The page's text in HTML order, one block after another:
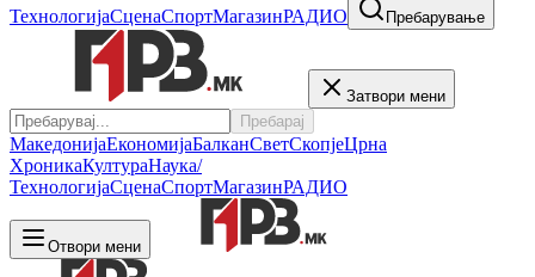
ТехнологијаСценаСпортМагазинРАДИО Пребарување
Затвори мени
Пребарај
МакедонијаЕкономијаБалканСветСкопјеЦрна
ХроникаКултураНаука/
ТехнологијаСценаСпортМагазинРАДИО
Отвори мени